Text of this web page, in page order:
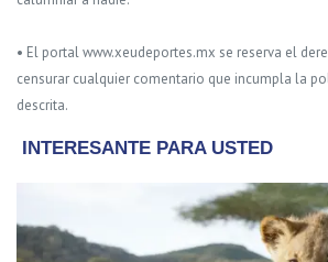
• El portal www.xeudeportes.mx se reserva el
censurar cualquier comentario que incumpla la
descrita.